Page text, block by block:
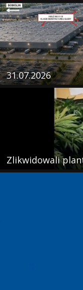
31.07.2026
Zlikwidowali